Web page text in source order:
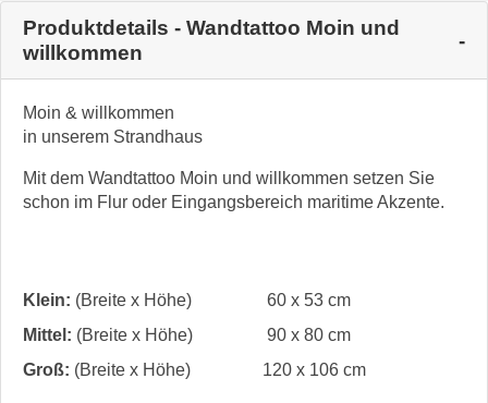
Produktdetails - Wandtattoo Moin und
willkommen
Moin & willkommen
in unserem Strandhaus
Mit dem Wandtattoo Moin und willkommen setzen Sie
schon im Flur oder Eingangsbereich maritime Akzente.
Klein: (Breite x Höhe)
60 x 53 cm
Mittel: (Breite x Höhe)
90 x 80 cm
Groß: (Breite x Höhe) 120 x 106 cm